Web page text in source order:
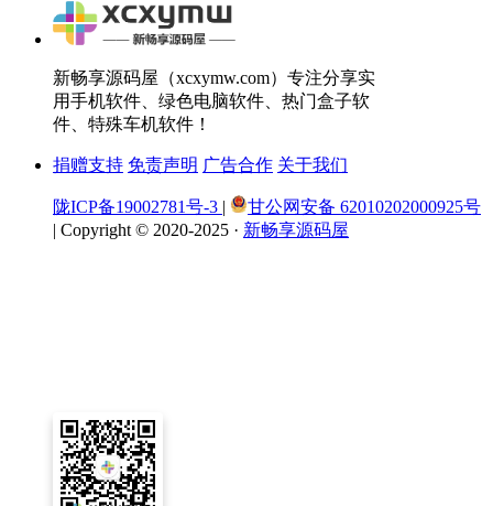
新畅享源码屋（xcxymw.com）专注分享实
用手机软件、绿色电脑软件、热门盒子软
件、特殊车机软件！
捐赠支持 免责声明 广告合作 关于我们
陇ICP备19002781号-3 |
甘公网安备 62010202000925号
| Copyright © 2020-2025 · 新畅享源码屋